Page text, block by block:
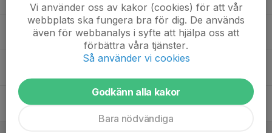
20
Vi använder oss av kakor (cookies) för att vår
webbplats ska fungera bra för dig. De används
även för webbanalys i syfte att hjälpa oss att
förbättra våra tjänster.
Så använder vi cookies
Godkänn alla kakor
Bara nödvändiga